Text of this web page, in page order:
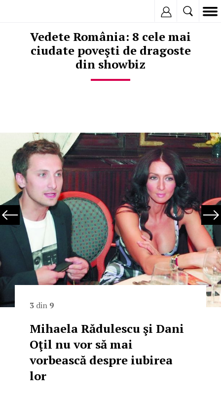
Vedete România: 8 cele mai
ciudate poveşti de dragoste
din showbiz
3 din 9
Mihaela Rădulescu şi Dani
Oţil nu vor să mai
vorbească despre iubirea
lor